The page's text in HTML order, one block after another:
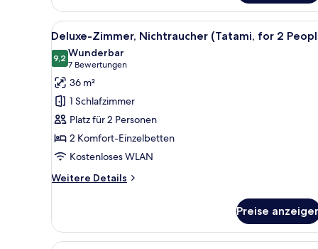
Doppelzimmer
zur
Einzelnutzung,
Nichtraucher
Alle
Fotos
für
Deluxe-
Zimmer,
Nichtraucher
(Tatami,
for
2
People)
Ein Hotelzimmer mit
10
Deluxe-Zimmer, Nichtraucher (Tatami, for 2
9,29,2 von 10
Wunderbar
7 Bewertungen
(7
Bewertungen)
36 m²
1 Schlafzimmer
Platz für 2 Personen
2 Komfort-Einzelbetten
Kostenloses WLAN
Weitere Details
Weitere
Zimmer,
Nichtraucher
Preise
Ein Hotelzimmer mit zwei